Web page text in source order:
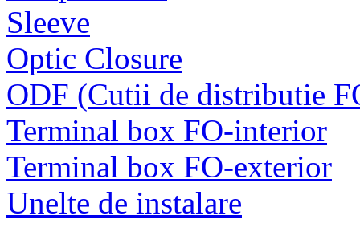
Sleeve
Optic Closure
ODF (Cutii de distributie
Terminal box FO-interior
Terminal box FO-exterior
Unelte de instalare